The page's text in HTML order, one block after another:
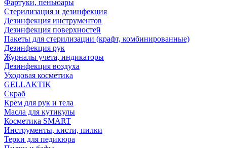
Фартуки, пеньюары
Стерилизация и дезинфекция
Дезинфекция инструментов
Дезинфекция поверхностей
Пакеты для стерилизации (крафт, комбинированные)
Дезинфекция рук
Журналы учета, индикаторы
Дезинфекция воздуха
Уходовая косметика
GELLAKTIK
Скраб
Крем для рук и тела
Масла для кутикулы
Косметика SMART
Инструменты, кисти, пилки
Терки для педикюра